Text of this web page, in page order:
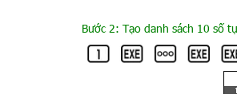
Bước 2: Tạo danh sách 10 số